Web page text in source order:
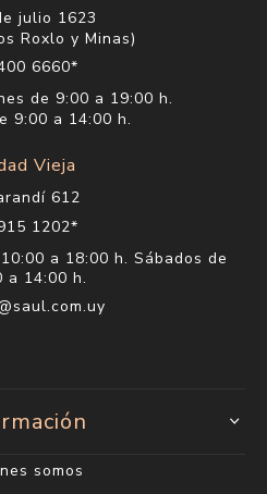
julio 1623
Roxlo y Minas)
6660*
de 9:00 a 19:00 h.
9:00 a 14:00 h.
Vieja
612
1202*
a 18:00 h. Sábados de
a 14:00 h.
somos